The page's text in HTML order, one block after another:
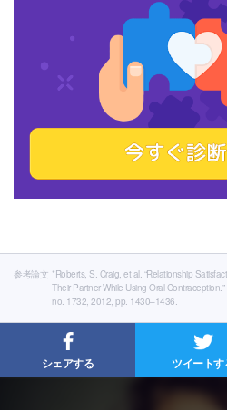
参考論文 *Roberts, S. Craig, et al. “Relationship
Their Partner While Using Oral
no. 1732, 2012, pp. 1430–1436.
シェアする ツイートす